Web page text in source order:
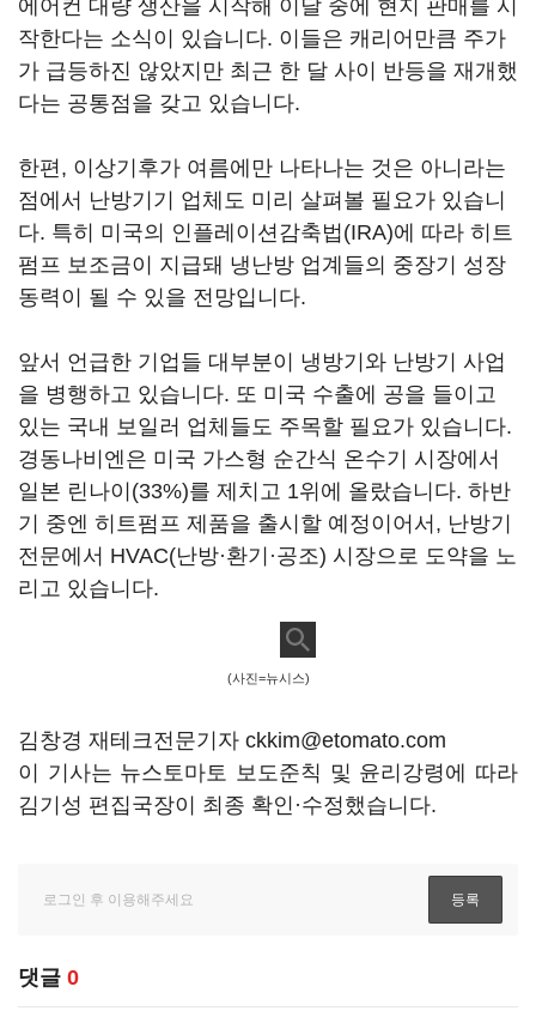
에어컨 대량 생산을 시작해 이달 중에 현지 판매를 시
작한다는 소식이 있습니다. 이들은 캐리어만큼 주가
가 급등하진 않았지만 최근 한 달 사이 반등을 재개했
다는 공통점을 갖고 있습니다.
한편, 이상기후가 여름에만 나타나는 것은 아니라는
점에서 난방기기 업체도 미리 살펴볼 필요가 있습니
다. 특히 미국의 인플레이션감축법(IRA)에 따라 히트
펌프 보조금이 지급돼 냉난방 업계들의 중장기 성장
동력이 될 수 있을 전망입니다.
앞서 언급한 기업들 대부분이 냉방기와 난방기 사업
을 병행하고 있습니다. 또 미국 수출에 공을 들이고
있는 국내 보일러 업체들도 주목할 필요가 있습니다.
경동나비엔은 미국 가스형 순간식 온수기 시장에서
일본 린나이(33%)를 제치고 1위에 올랐습니다. 하반
기 중엔 히트펌프 제품을 출시할 예정이어서, 난방기
전문에서 HVAC(난방·환기·공조) 시장으로 도약을 노
리고 있습니다.
(사진=뉴시스)
김창경 재테크전문기자 ckkim@etomato.com
이 기사는 뉴스토마토 보도준칙 및 윤리강령에 따라
김기성 편집국장이 최종 확인·수정했습니다.
댓글 0